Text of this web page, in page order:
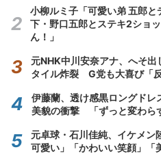
小柳ルミ子「可愛い弟 五郎
下・野口五郎とステキ2ショ
ん！」
元NHK中川安奈アナ、へそ
タイル炸裂 G党も大喜び「
伊藤蘭、透け感黒ロングド
美貌の衝撃 「ずっと変わら
元卓球・石川佳純、イケメ
可愛い」「かわいい笑顔」「